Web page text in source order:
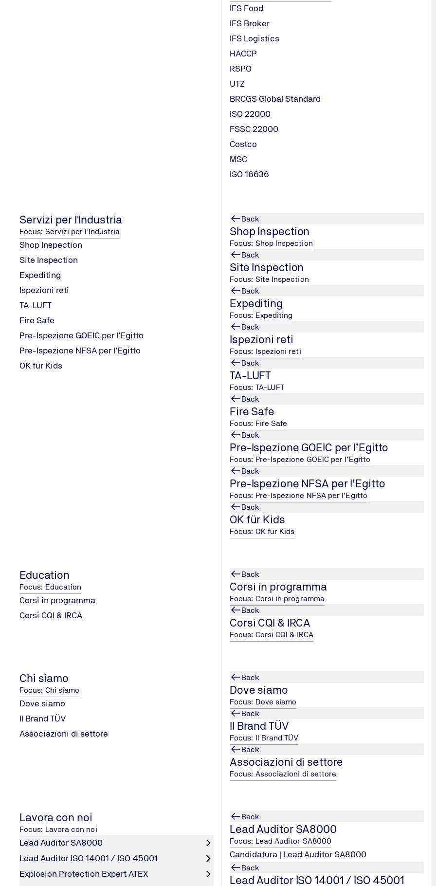
IFS Food
IFS Broker
IFS Logistics
HACCP
RSPO
UTZ
BRCGS Global Standard
ISO 22000
FSSC 22000
Costco
MSC
ISO 16636
Servizi per l'Industria
Focus: Servizi per l'Industria
Shop Inspection
Site Inspection
Expediting
Ispezioni reti
TA-LUFT
Fire Safe
Pre-Ispezione GOEIC per l’Egitto
Pre-Ispezione NFSA per l’Egitto
OK für Kids
Back
Shop Inspection
Focus: Shop Inspection
Back
Site Inspection
Focus: Site Inspection
Back
Expediting
Focus: Expediting
Back
Ispezioni reti
Focus: Ispezioni reti
Back
TA-LUFT
Focus: TA-LUFT
Back
Fire Safe
Focus: Fire Safe
Back
Pre-Ispezione GOEIC per l’Egitto
Focus: Pre-Ispezione GOEIC per l’Egitto
Back
Pre-Ispezione NFSA per l’Egitto
Focus: Pre-Ispezione NFSA per l’Egitto
Back
OK für Kids
Focus: OK für Kids
Education
Focus: Education
Corsi in programma
Corsi CQI & IRCA
Back
Corsi in programma
Focus: Corsi in programma
Back
Corsi CQI & IRCA
Focus: Corsi CQI & IRCA
Chi siamo
Focus: Chi siamo
Dove siamo
Il Brand TÜV
Associazioni di settore
Back
Dove siamo
Focus: Dove siamo
Back
Il Brand TÜV
Focus: Il Brand TÜV
Back
Associazioni di settore
Focus: Associazioni di settore
Lavora con noi
Focus: Lavora con noi
Lead Auditor SA8000
Lead Auditor ISO 14001 / ISO 45001
Explosion Protection Expert ATEX
Back
Lead Auditor SA8000
Focus: Lead Auditor SA8000
Candidatura | Lead Auditor SA8000
Back
Lead Auditor ISO 14001 / ISO 45001
Insieme, queste direttive mirano a garantire un elevato livello di sicurezza per i lavoratori e le infrastrutture in
TÜV NORD Italia S.r.l.
Sede di Bologna
Tel.: +39
CONTATTI E SERVIZI
Modulo di contatto
Certificazioni
Servizi per l´Industria
Comunicazione e News
Tutela della privacy
Imprint
Accessibility statement